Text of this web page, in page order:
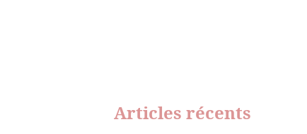
Articles récents